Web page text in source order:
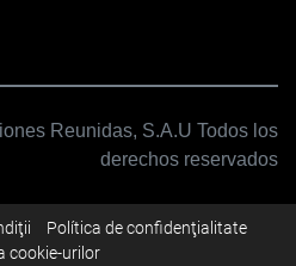
Reunidas, S.A.U Todos los
derechos reservados
Política de confidenţialitate
cookie-urilor